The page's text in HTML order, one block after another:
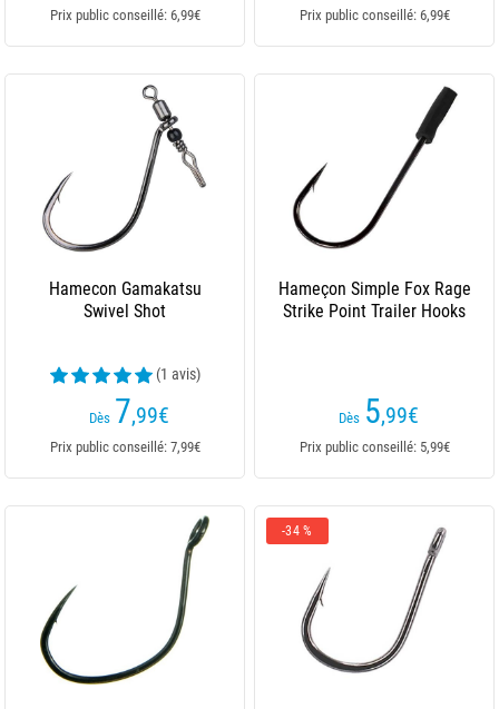
Prix public conseillé: 6,99€ Prix public conseillé: 6,99€
Hamecon Gamakatsu
Swivel Shot
(1 avis)
Dès 7,99€
Prix public conseillé: 7,99€
Hameçon Simple Fox Rage
Strike Point Trailer Hooks
Dès 5,99€
Prix public conseillé: 5,99€
-34 %